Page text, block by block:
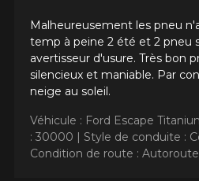
Malheureusement les pneu
temp à peine 2 été et 2 pneu
avertisseur d'usure. Très bon
silencieux et maniable. Par
neige au soleil.
Véhicule : Ford Escape
: 30000 | Style de conduite :
Condition de route :